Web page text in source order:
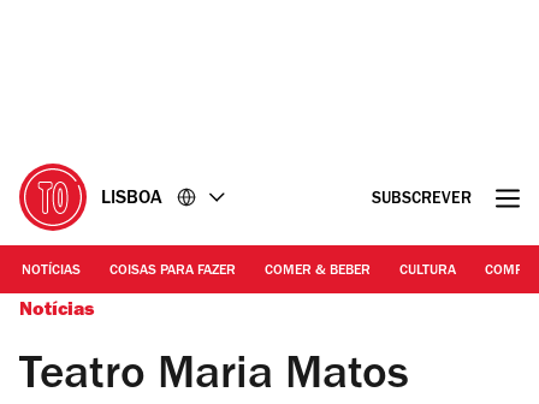
LISBOA SUBSCREVER
NOTÍCIAS COISAS PARA FAZER COMER & BEBER CULTURA
Notícias
Teatro Maria Matos